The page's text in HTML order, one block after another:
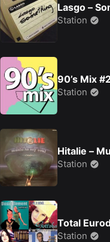
Lasgo –
Station
90’s Mix
Station
Hitalie –
Station
Total
Station